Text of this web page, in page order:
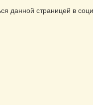
данной страницей в